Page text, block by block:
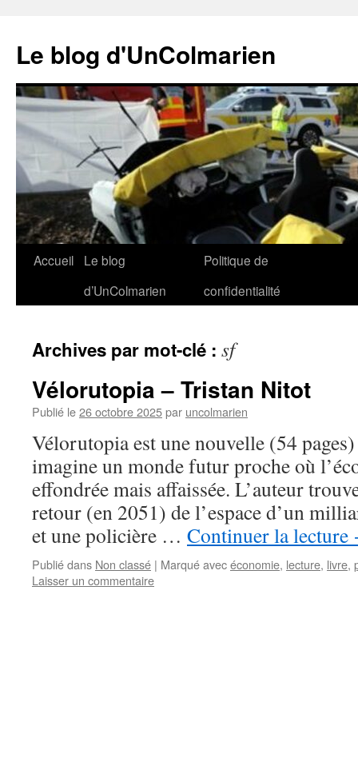
Le blog d'UnColmarien
Aller
Accueil
Le blog
d’UnColmarien
Politique de
confidentialité
Archives par mot-clé : sf
Vélorutopia – Tristan Nitot
Publié le26 octobre 2025par uncolmarien
Vélorutopia est une nouvelle (54
imagine un monde futur proche où
effondrée mais affaissée. L’auteur
retour (en 2051) de l’espace d’un
et une policière … Continuer la lecture
Publié dans Non classé | Marqué avecéconomie, lecture, livre,
Laisser un commentaire